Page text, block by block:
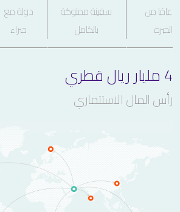
عامًا من
الخبرة
سفينة مملوكة
بالكامل
دولة مع
خبراء
4 مليار ريال قطري
رأس المال الاستثماري